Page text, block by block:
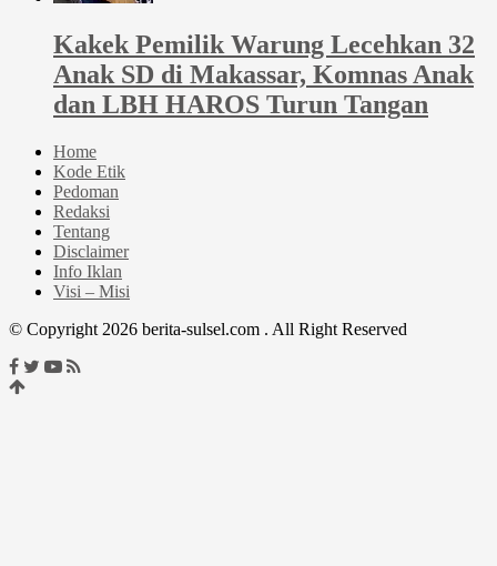
Kakek Pemilik Warung Lecehkan 32
Anak SD di Makassar, Komnas Anak
dan LBH HAROS Turun Tangan
Home
Kode Etik
Pedoman
Redaksi
Tentang
Disclaimer
Info Iklan
Visi – Misi
© Copyright 2026 berita-sulsel.com . All Right Reserved